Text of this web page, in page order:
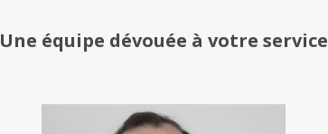
Une équipe dévouée à votre service